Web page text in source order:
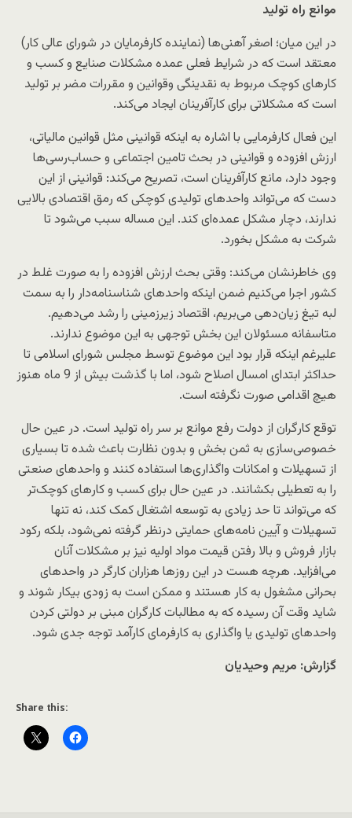
موانع راه تولید
در این میان؛ اصغر آهنی‌ها (نماینده کارفرمایان در شورای عالی کار)
معتقد است که در شرایط فعلی عمده مشکلات صنایع و کسب و
کارهای کوچک مربوط به نقدینگی وقوانین و مقررات مضر بر تولید
است که مشکلاتی برای کارآفرینان ایجاد می‌کند.
این فعال کارفرمایی با اشاره به اینکه قوانینی مثل قوانین مالیاتی،
ارزش افزوده و قوانینی در بحث تامین اجتماعی و حساب‌رسی‌ها
وجود دارد، مانع کارآفرینان است، تصریح می‌کند: قوانینی از این
دست که می‌تواند واحدهای تولیدی کوچکی که رمق اقتصادی بالایی
ندارند، دچار مشکل عمده‌ای کند. این مساله سبب می‌شود تا
شرکت به مشکل بخورد.
وی خاطرنشان می‌کند: وقتی بحث ارزش افزوده را به صورت غلط در
کشور اجرا می‌کنیم ضمن اینکه واحدهای شناسنامه‌دار را به سمت
لبه تیغ زیان‌دهی می‌بریم، اقتصاد زیرزمینی را رشد می‌دهیم.
متاسفانه مسئولان این بخش توجهی به این موضوع ندارند.
علیرغم اینکه قرار بود این موضوع توسط مجلس شورای اسلامی تا
حداکثر ابتدای امسال اصلاح شود، اما با گذشت بیش از 9 ماه هنوز
هیچ اقدامی صورت نگرفته است.
توقع کارگران از دولت رفع موانع بر سر راه تولید است. در عین حال
خصوصی‌سازی به ثمن بخش و بدون نظارت باعث شده تا بسیاری
از تسهیلات و امکانات واگذاری‌ها استفاده کنند و واحدهای صنعتی
را به تعطیلی بکشانند. در عین حال برای کسب و کارهای کوچک‌تر
که می‌تواند تا حد زیادی به توسعه اشتغال کمک کند، نه تنها
تسهیلات و آیین نامه‌های حمایتی درنظر گرفته نمی‌شود، بلکه رکود
بازار فروش و بالا رفتن قیمت مواد اولیه نیز بر مشکلات آنان
می‌افزاید. هرچه هست در این روزها هزاران کارگر در واحدهای
بحرانی مشغول به کار هستند و ممکن است به زودی بیکار شوند و
شاید وقت آن رسیده که به مطالبات کارگران مبنی بر دولتی کردن
واحدهای تولیدی یا واگذاری به کارفرمای کارآمد توجه جدی شود.
گزارش: مریم وحیدیان
Share this: